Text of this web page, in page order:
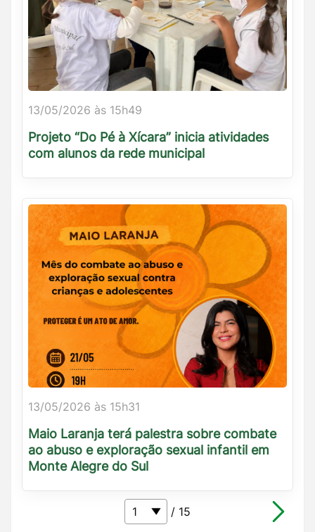
13/05/2026 às 15h49
Projeto “Do Pé à Xícara” inicia atividades
com alunos da rede municipal
13/05/2026 às 15h31
Maio Laranja terá palestra sobre combate
ao abuso e exploração sexual infantil em
Monte Alegre do Sul
/ 15